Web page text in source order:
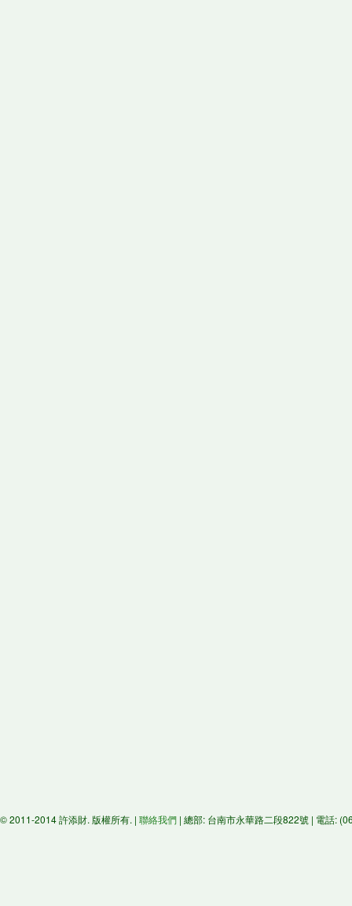
© 2011-2014 許添財. 版權所有. | 聯絡我們 | 總部: 台南市永華路二段822號 | 電話: